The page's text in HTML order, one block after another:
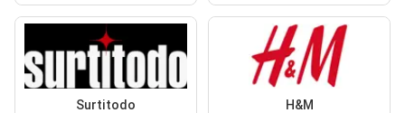
Surtitodo H&M